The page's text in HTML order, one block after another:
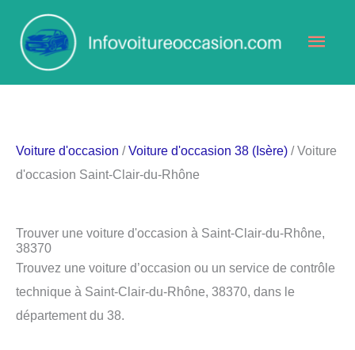
contenu
Voiture d'occasion /Voiture d'occasion 38 (Isère) / Voiture
d'occasion Saint-Clair-du-Rhône
Trouver une voiture d'occasion à Saint-Clair-du-Rhône,
38370
Trouvez une voiture d’occasion ou un service de contrôle
technique à Saint-Clair-du-Rhône, 38370, dans le
département du 38.